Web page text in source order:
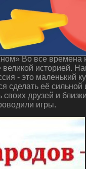
жить в
Во все
историей.
- это
сделать её
друзей и
игры.